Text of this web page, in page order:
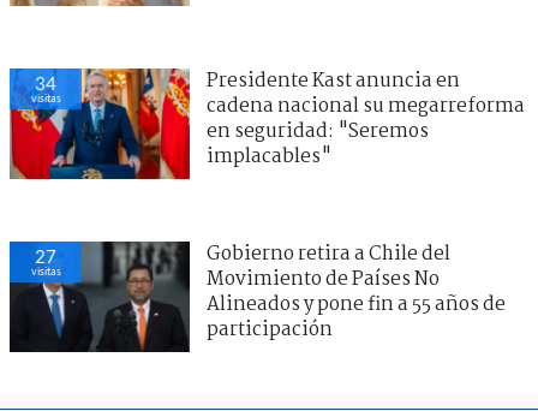
34
visitas
Presidente Kast anuncia en
cadena nacional su megarreforma
en seguridad: "Seremos
implacables"
27
visitas
Gobierno retira a Chile del
Movimiento de Países No
Alineados y pone fin a 55 años de
participación